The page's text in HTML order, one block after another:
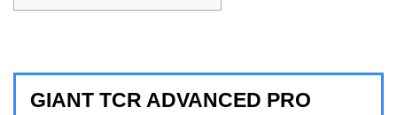
GIANT TCR ADVANCED PRO